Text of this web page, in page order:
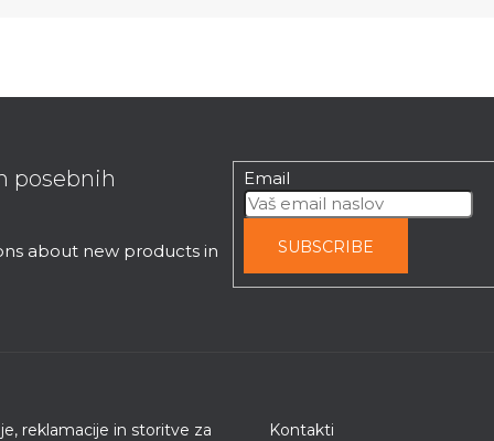
posebnih
about new products in
Email
SUBSCRIBE
reklamacije in storitve za
Kontakti